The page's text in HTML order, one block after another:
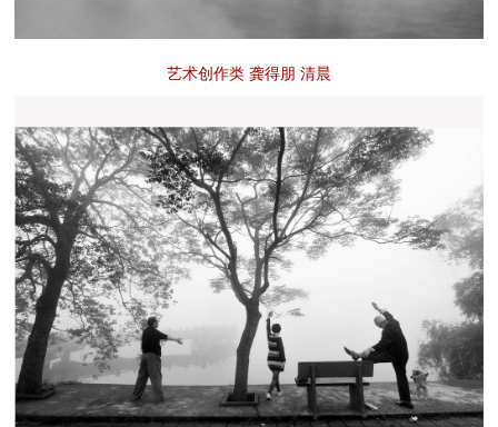
艺术创作类 龚得朋 清晨